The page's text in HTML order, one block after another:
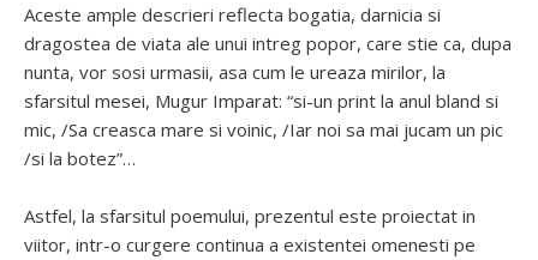
Aceste ample descrieri reflecta bogatia, darnicia si
dragostea de viata ale unui intreg popor, care stie ca, dupa
nunta, vor sosi urmasii, asa cum le ureaza mirilor, la
sfarsitul mesei, Mugur Imparat: “si-un print la anul bland si
mic, /Sa creasca mare si voinic, /Iar noi sa mai jucam un pic
/si la botez”…
Astfel, la sfarsitul poemului, prezentul este proiectat in
viitor, intr-o curgere continua a existentei omenesti pe